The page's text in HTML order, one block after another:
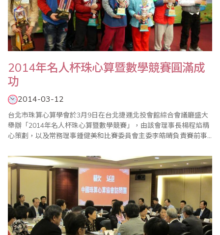
2014年名人杯珠心算暨數學競賽圓滿成
功
2014-03-12
台北市珠算心算學會於3月9日在台北捷運北投會館綜合會議廳盛大
舉辦「2014年名人杯珠心算暨數學競賽」，由該會理事長楊程焰精
心策劃，以及常務理事鍾健美和比賽委員會主委李皓晴負責賽前事
比賽也運用QRcode結合FB粉絲專頁，線上即時傳遞比賽訊息，有
效擴大傳播的廣度及速度。 比賽除了有緊張刺激的【唸..